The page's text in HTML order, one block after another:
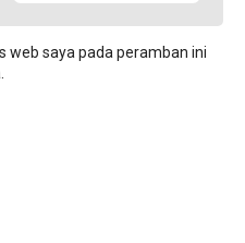
web saya pada peramban ini